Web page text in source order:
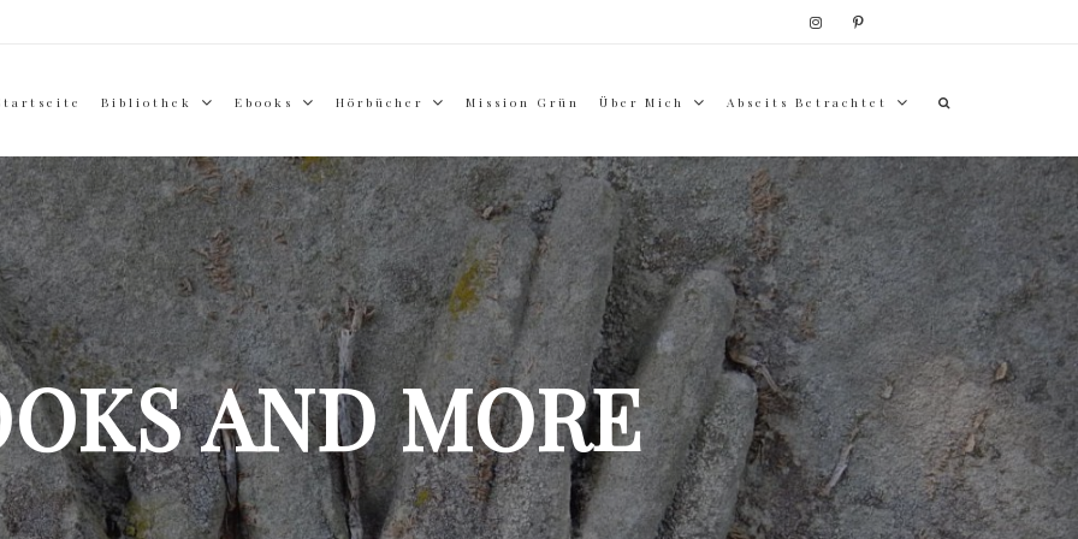
Bibliothek Ebooks Hörbücher Mission Grün Über Mich Abseits Betrachtet
AND MORE